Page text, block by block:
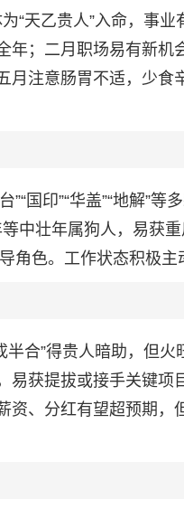
天乙贵人”入命，事业
年；二月职场易有新机
注意肠胃不适，少食
国印”“华盖”“地解”
中壮年属狗人，易获
角色。工作状态积极主
合”得贵人暗助，但
易获提拔或接手关键项
、分红有望超预期，